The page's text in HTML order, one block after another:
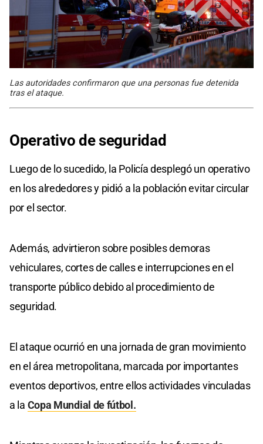
Las autoridades confirmaron que una personas fue detenida
tras el ataque.
Operativo de seguridad
Luego de lo sucedido, la Policía desplegó un operativo
en los alrededores y pidió a la población evitar circular
por el sector.
Además, advirtieron sobre posibles demoras
vehiculares, cortes de calles e interrupciones en el
transporte público debido al procedimiento de
seguridad.
El ataque ocurrió en una jornada de gran movimiento
en el área metropolitana, marcada por importantes
eventos deportivos, entre ellos actividades vinculadas
a la Copa Mundial de fútbol.